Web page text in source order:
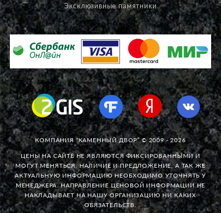
Эксклюзивные памятники
КОМПАНИЯ “КАМЕННЫЙ ДВОР” © 2009 - 2026
ЦЕНЫ НА САЙТЕ НЕ ЯВЛЯЮТСЯ ФИКСИРОВАННЫМИ И
МОГУТ МЕНЯТЬСЯ. НАЛИЧИЕ И ПРЕДЛОЖЕНИЕ, А ТАК ЖЕ
АКТУАЛЬНУЮ ИНФОРМАЦИЮ НЕОБХОДИМО УТОЧНЯТЬ У
МЕНЕДЖЕРА. НАПРАВЛЕНИЕ ЦЕНОВОЙ ИНФОРМАЦИИ НЕ
НАКЛАДЫВАЕТ НА НАШУ ОРГАНИЗАЦИЮ НИ КАКИХ
ОБЯЗАТЕЛЬСТВ.